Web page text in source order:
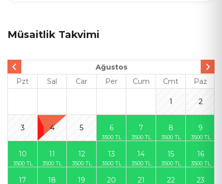
Müsaitlik Takvimi
Ağustos
Pzt
Sal Car Per Cum Cmt Paz
1 2
3 4 5 6 7 8 9
10 11 12 13 14 15 16
17 18 19 20 21 22 23